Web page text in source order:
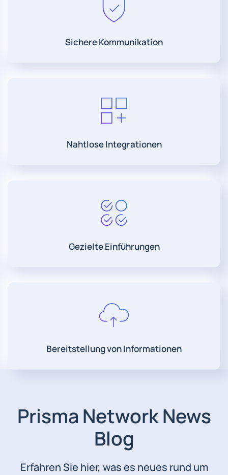
Sichere Kommunikation
Nahtlose Integrationen
Gezielte Einführungen
Bereitstellung von Informationen
Prisma Network News
Blog
Erfahren Sie hier, was es neues rund um